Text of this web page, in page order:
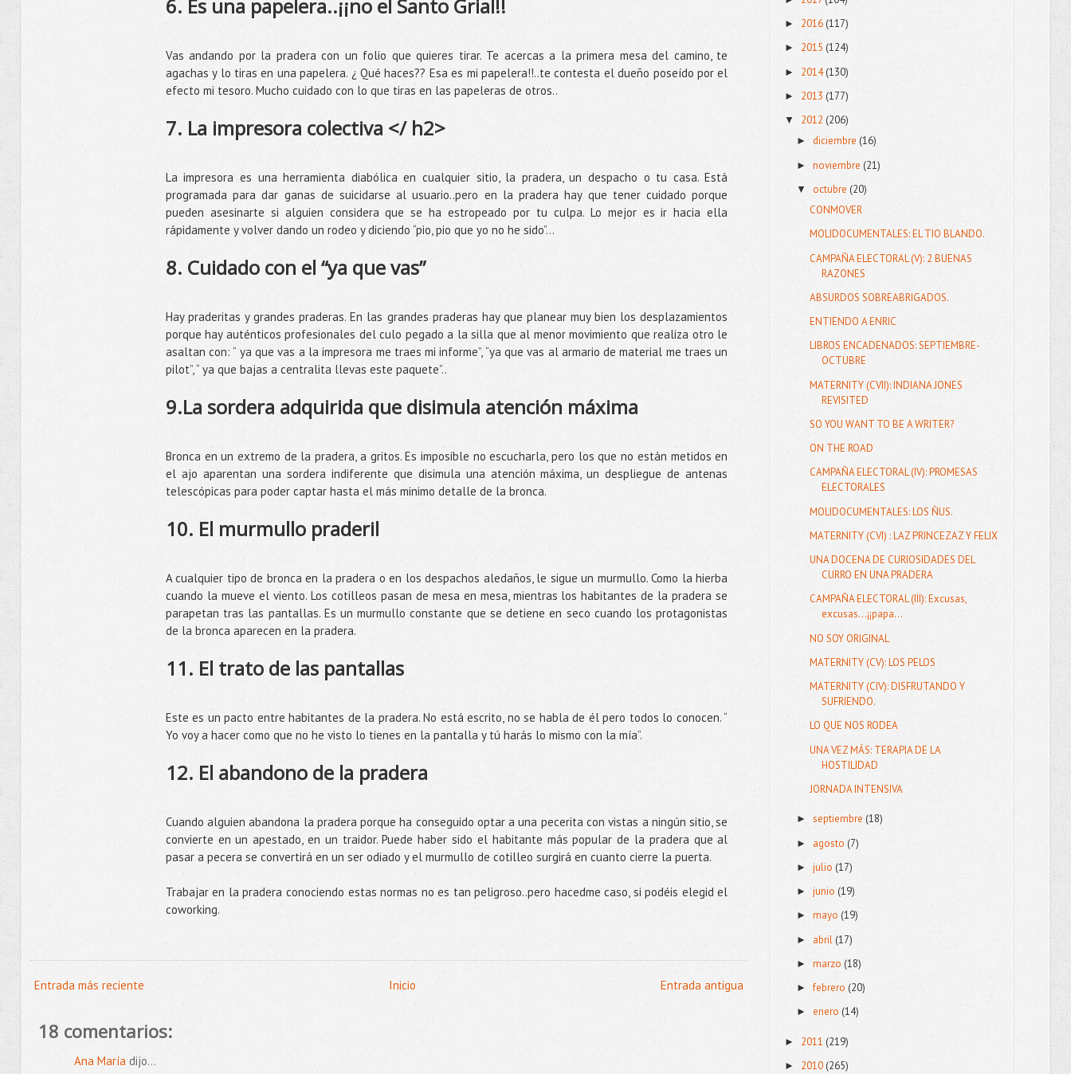
6. Es una papelera..¡¡no el Santo Grial!!
Vas andando por la pradera con un folio que quieres tirar. Te acercas a la primera mesa del camino, te
agachas y lo tiras en una papelera. ¿ Qué haces?? Esa es mi papelera!!..te contesta el dueño poseído por el
efecto mi tesoro. Mucho cuidado con lo que tiras en las papeleras de otros..
7. La impresora colectiva </ h2>
La impresora es una herramienta diabólica en cualquier sitio, la pradera, un despacho o tu casa. Está
programada para dar ganas de suicidarse al usuario..pero en la pradera hay que tener cuidado porque
pueden asesinarte si alguien considera que se ha estropeado por tu culpa. Lo mejor es ir hacia ella
rápidamente y volver dando un rodeo y diciendo “pio, pio que yo no he sido”…
8. Cuidado con el “ya que vas”
Hay praderitas y grandes praderas. En las grandes praderas hay que planear muy bien los desplazamientos
porque hay auténticos profesionales del culo pegado a la silla que al menor movimiento que realiza otro le
asaltan con: “ ya que vas a la impresora me traes mi informe”, “ya que vas al armario de material me traes un
pilot”, “ ya que bajas a centralita llevas este paquete”..
9.La sordera adquirida que disimula atención máxima
Bronca en un extremo de la pradera, a gritos. Es imposible no escucharla, pero los que no están metidos en
el ajo aparentan una sordera indiferente que disimula una atención máxima, un despliegue de antenas
telescópicas para poder captar hasta el más minimo detalle de la bronca.
10. El murmullo praderil
A cualquier tipo de bronca en la pradera o en los despachos aledaños, le sigue un murmullo. Como la hierba
cuando la mueve el viento. Los cotilleos pasan de mesa en mesa, mientras los habitantes de la pradera se
parapetan tras las pantallas. Es un murmullo constante que se detiene en seco cuando los protagonistas
de la bronca aparecen en la pradera.
11. El trato de las pantallas
Este es un pacto entre habitantes de la pradera. No está escrito, no se habla de él pero todos lo conocen. “
Yo voy a hacer como que no he visto lo tienes en la pantalla y tú harás lo mismo con la mía”.
12. El abandono de la pradera
Cuando alguien abandona la pradera porque ha conseguido optar a una pecerita con vistas a ningún sitio, se
convierte en un apestado, en un traidor. Puede haber sido el habitante más popular de la pradera que al
pasar a pecera se convertirá en un ser odiado y el murmullo de cotilleo surgirá en cuanto cierre la puerta.
Trabajar en la pradera conociendo estas normas no es tan peligroso..pero hacedme caso, si podéis elegid el
coworking.
Entrada más reciente Entrada antigua
Inicio
18 comentarios:
Ana Maríadijo...
► 2016(117)
► 2015 (124)
► 2014(130)
► 2013 (177)
▼ 2012 (206)
►diciembre(16)
►noviembre (21)
▼ octubre(20)
CONMOVER
MOLIDOCUMENTALES: EL TIO BLANDO.
CAMPAÑA ELECTORAL (V): 2 BUENAS
RAZONES
ABSURDOS SOBREABRIGADOS.
ENTIENDO A ENRIC
LIBROS ENCADENADOS: SEPTIEMBRE-
OCTUBRE
MATERNITY (CVII): INDIANA JONES
REVISITED
SO YOU WANT TO BE A WRITER?
ON THE ROAD
CAMPAÑA ELECTORAL (IV): PROMESAS
ELECTORALES
MOLIDOCUMENTALES: LOS ÑUS.
MATERNITY (CVI) : LAZ PRINCEZAZ Y FELIX
UNA DOCENA DE CURIOSIDADES DEL
CURRO EN UNA PRADERA
CAMPAÑA ELECTORAL (III): Excusas,
excusas...¡¡papa...
NO SOY ORIGINAL
MATERNITY (CV): LOS PELOS
MATERNITY (CIV): DISFRUTANDO Y
SUFRIENDO.
LO QUE NOS RODEA
UNA VEZ MÁS: TERAPIA DE LA
HOSTILIDAD
JORNADA INTENSIVA
►septiembre (18)
► agosto (7)
►julio (17)
►junio(19)
►mayo (19)
► abril(17)
►marzo(18)
►febrero (20)
►enero (14)
► 2011 (219)
► 2010 (265)